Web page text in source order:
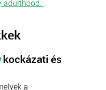
adulthood.
kockázati és
a